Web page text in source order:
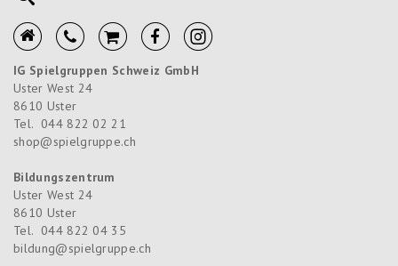
IG Spielgruppen Schweiz GmbH
Uster West 24
8610 Uster
Tel. 044 822 02 21
shop@spielgruppe.ch
Bildungszentrum
Uster West 24
8610 Uster
Tel. 044 822 04 35
bildung@spielgruppe.ch